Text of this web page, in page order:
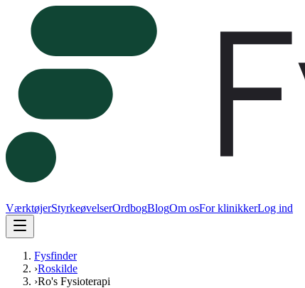
VærktøjerStyrkeøvelserOrdbogBlogOm osFor klinikkerLog ind
Fysfinder
›Roskilde
›Ro's Fysioterapi